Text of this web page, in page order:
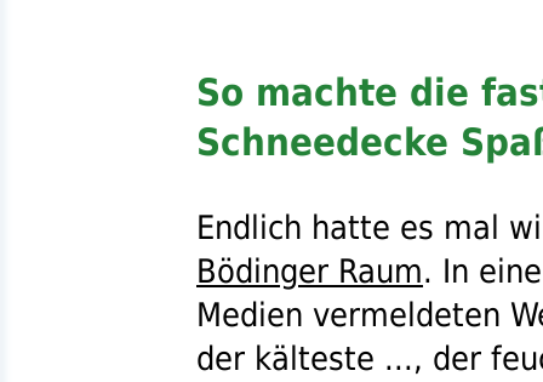
So machte die
Schneedecke
Endlich hatte es mal
Bödinger Raum. In
Medien vermeldeten
der kälteste ..., der